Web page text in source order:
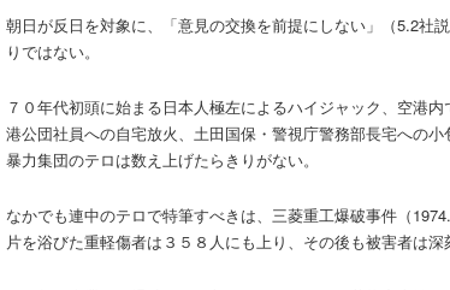
朝日が反日を対象に、「意見の交換を前提にしない」（5.2社
りではない。
７０年代初頭に始まる日本人極左によるハイジャック、空港
港公団社員への自宅放火、土田国保・警視庁警務部長宅への
暴力集団のテロは数え上げたらきりがない。
なかでも連中のテロで特筆すべきは、三菱重工爆破事件（
片を浴びた重軽傷者は３５８人にも上り、その後も被害者は深